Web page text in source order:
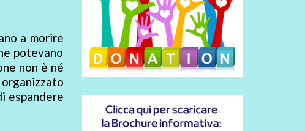
a morire
potevano
non è né
espandere